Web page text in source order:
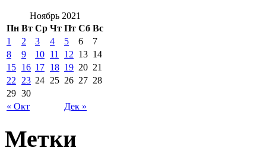
Ноябрь 2021
Пн Вт Ср Чт Пт Сб Вс
« Окт Дек »
1 2 3 4 5 6
7
8
9 10 11 12 13 14
15 16 17 18 19 20 21
22
23 24 25 26 27 28
29 30
Метки